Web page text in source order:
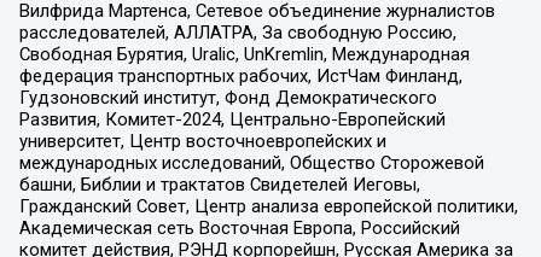
Вилфрида Мартенса, Сетевое объединение журналистов
расследователей, АЛЛАТРА, За свободную Россию,
Свободная Бурятия, Uralic, UnKremlin, Международная
федерация транспортных рабочих, ИстЧам Финланд,
Гудзоновский институт, Фонд Демократического
Развития, Комитет-2024, Центрально-Европейский
университет, Центр восточноевропейских и
международных исследований, Общество Сторожевой
башни, Библии и трактатов Свидетелей Иеговы,
Гражданский Совет, Центр анализа европейской политики,
Академическая сеть Восточная Европа, Российский
комитет действия, РЭНД корпорейшн, Русская Америка за